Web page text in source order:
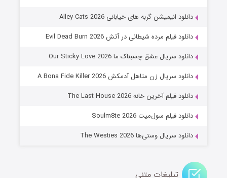
عملیات آپارتمان
قسمت۲ (زیرنویس) منتشر شد
دانلود انیمیشن گربه های خیابانی Alley Cats 2026
دانلود فیلم مرده شیطانی در آتش Evil Dead Burn 2026
دانلود سریال عشق چسبناک ما Our Sticky Love 2026
دانلود سریال زن متاهل آدمکش A Bona Fide Killer 2026
دانلود فیلم آخرین خانه The Last House 2026
دانلود فیلم سول‌میت Soulm8te 2026
دانلود سریال وستی‌ها The Westies 2026
تبلیغات متنی